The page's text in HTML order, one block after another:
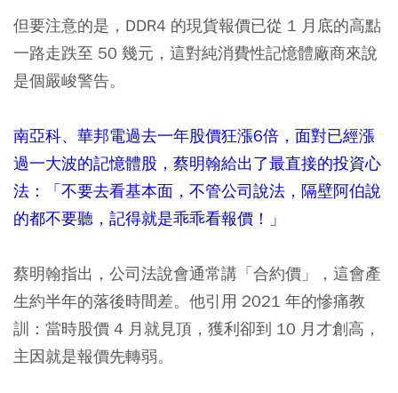
但要注意的是，DDR4 的現貨報價已從 1 月底的高點
一路走跌至 50 幾元，這對純消費性記憶體廠商來說
是個嚴峻警告。
南亞科、華邦電過去一年股價狂漲6倍，面對已經漲
過一大波的記憶體股，蔡明翰給出了最直接的投資心
法：「不要去看基本面，不管公司說法，隔壁阿伯說
的都不要聽，記得就是乖乖看報價！」
蔡明翰指出，公司法說會通常講「合約價」，這會產
生約半年的落後時間差。他引用 2021 年的慘痛教
訓：當時股價 4 月就見頂，獲利卻到 10 月才創高，
主因就是報價先轉弱。